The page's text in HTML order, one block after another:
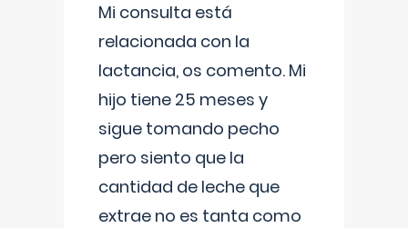
Mi consulta está
relacionada con la
lactancia, os comento. Mi
hijo tiene 25 meses y
sigue tomando pecho
pero siento que la
cantidad de leche que
extrae no es tanta como